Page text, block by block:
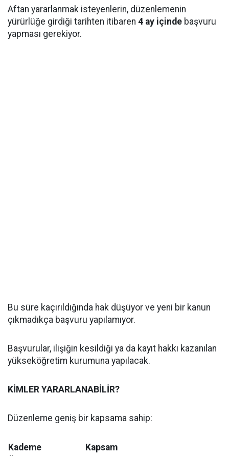
Aftan yararlanmak isteyenlerin, düzenlemenin
yürürlüğe girdiği tarihten itibaren 4 ay içinde başvuru
yapması gerekiyor.
Bu süre kaçırıldığında hak düşüyor ve yeni bir kanun
çıkmadıkça başvuru yapılamıyor.
Başvurular, ilişiğin kesildiği ya da kayıt hakkı kazanılan
yükseköğretim kurumuna yapılacak.
KİMLER YARARLANABİLİR?
Düzenleme geniş bir kapsama sahip:
Kademe
Kapsam